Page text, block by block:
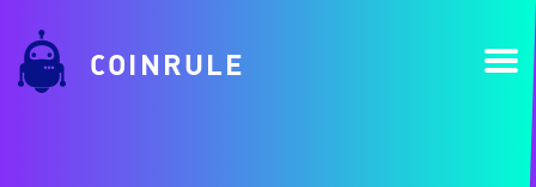
COINRULE